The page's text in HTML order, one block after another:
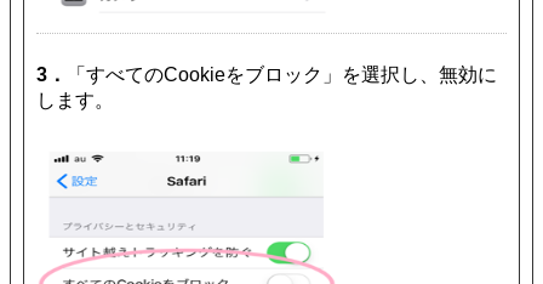
3．
「すべてのCookieをブロック」を選択し、無効に
します。